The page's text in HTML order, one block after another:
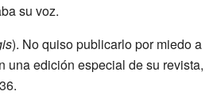
su voz.
). No quiso publicarlo por miedo a
una edición especial de su revista,